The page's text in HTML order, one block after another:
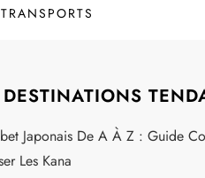
TRANSPORTS